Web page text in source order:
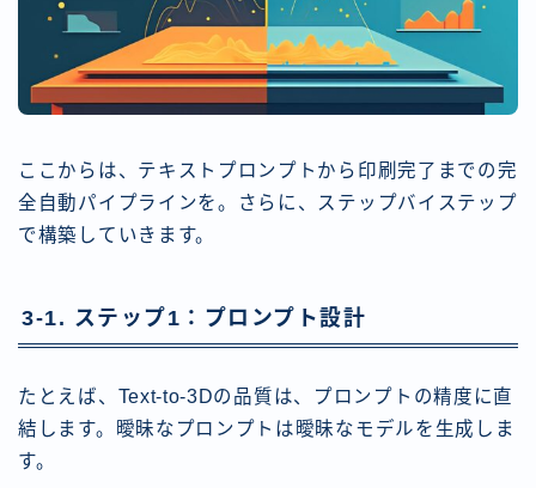
ここからは、テキストプロンプトから印刷完了までの完
全自動パイプラインを。さらに、ステップバイステップ
で構築していきます。
3-1. ステップ1：プロンプト設計
たとえば、Text-to-3Dの品質は、プロンプトの精度に直
結します。曖昧なプロンプトは曖昧なモデルを生成しま
す。